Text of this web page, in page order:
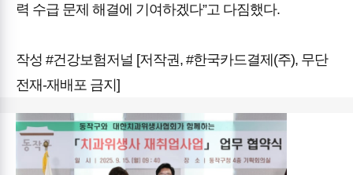
력 수급 문제 해결에 기여하겠다”고 다짐했다.
작성 #건강보험저널 [저작권, #한국카드결제(주), 무단
전재-재배포 금지]